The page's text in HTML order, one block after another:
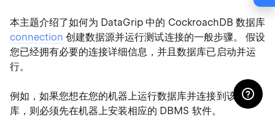
本主题介绍了如何为 DataGrip 中的 CockroachDB 数据库
connection 创建数据源并运行测试连接的一般步骤。 假设
您已经拥有必要的连接详细信息，并且数据库已启动并运
行。
例如，如果您想在您的机器上运行数据库并连接到该数据
库，则必须先在机器上安装相应的 DBMS 软件。